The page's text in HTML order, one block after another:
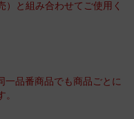
と組み合わせてご使用く
品番商品でも商品ごとに